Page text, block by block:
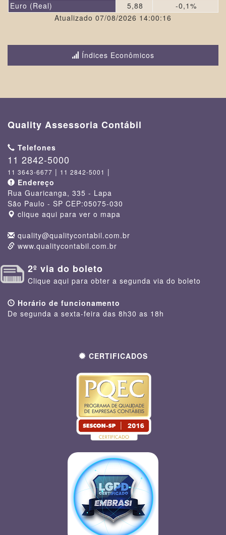
Atualizado 07/08/2026 14:00:16
Euro (Real)
5,88 -0,1%
Índices Econômicos
Quality Assessoria Contábil
Telefones
11 2842-5000
11 3643-6677 | 11 2842-5001 |
Endereço
Rua Guaricanga, 335 - Lapa
São Paulo - SP CEP:05075-030
clique aqui para ver o mapa
quality@qualitycontabil.com.br
www.qualitycontabil.com.br
2º via do boleto
Clique aqui para obter a segunda via do boleto
Horário de funcionamento
De segunda a sexta-feira das 8h30 as 18h
CERTIFICADOS